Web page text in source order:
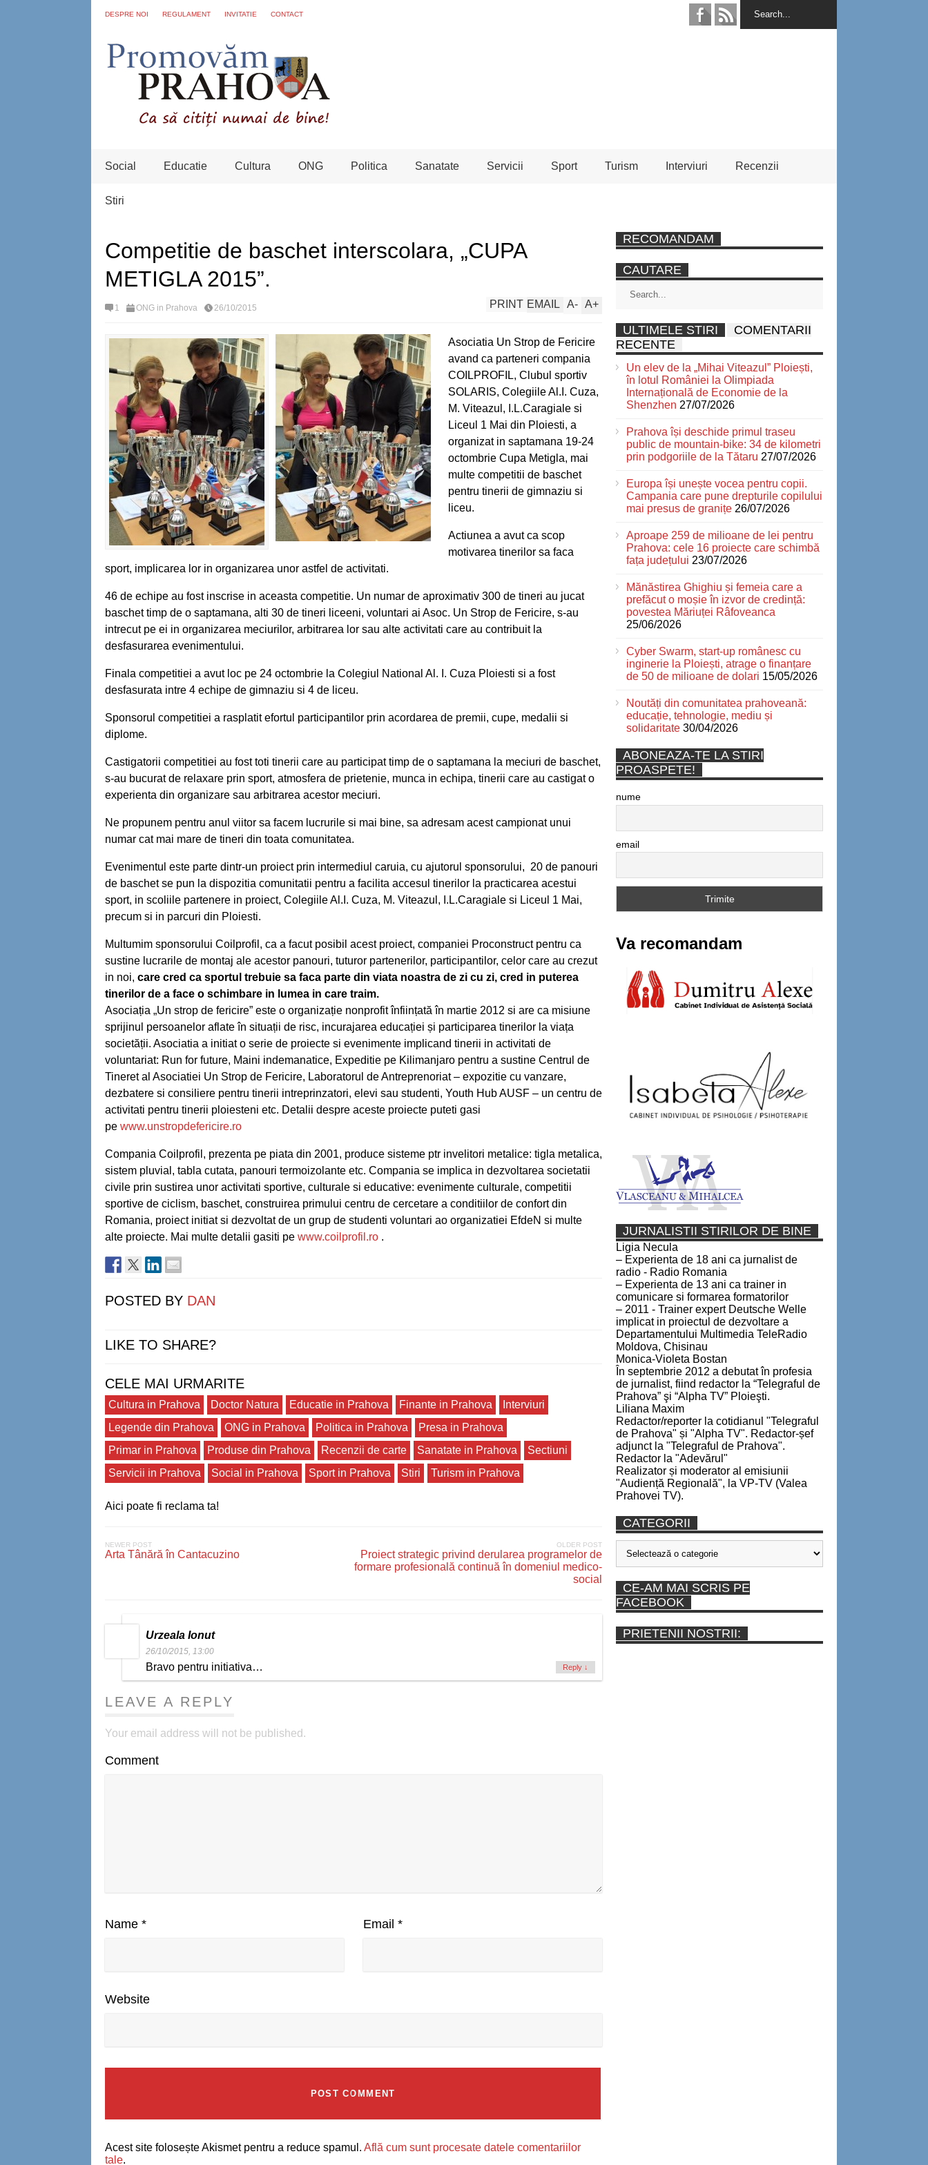
DESPRE NOI REGULAMENT INVITATIE CONTACT
Social Educatie Cultura ONG Politica Sanatate Servicii Sport Turism Interviuri Recenzii
Stiri
Competitie de baschet interscolara, „CUPA
METIGLA 2015”.
1 ONG in Prahova 26/10/2015 A+
A-
EMAIL
PRINT
Asociatia Un Strop de Fericire
avand ca parteneri compania
COILPROFIL, Clubul sportiv
SOLARIS, Colegiile Al.I. Cuza,
M. Viteazul, I.L.Caragiale si
Liceul 1 Mai din Ploiesti, a
organizat in saptamana 19-24
octombrie Cupa Metigla, mai
multe competitii de baschet
pentru tinerii de gimnaziu si
liceu.
Actiunea a avut ca scop
motivarea tinerilor sa faca
sport, implicarea lor in organizarea unor astfel de activitati.
46 de echipe au fost inscrise in aceasta competitie. Un numar de aproximativ 300 de tineri au jucat
baschet timp de o saptamana, alti 30 de tineri liceeni, voluntari ai Asoc. Un Strop de Fericire, s-au
intrecut pe ei in organizarea meciurilor, arbitrarea lor sau alte activitati care au contribuit la
desfasurarea evenimentului.
Finala competitiei a avut loc pe 24 octombrie la Colegiul National Al. I. Cuza Ploiesti si a fost
desfasurata intre 4 echipe de gimnaziu si 4 de liceu.
Sponsorul competitiei a rasplatit efortul participantilor prin acordarea de premii, cupe, medalii si
diplome.
Castigatorii competitiei au fost toti tinerii care au participat timp de o saptamana la meciuri de baschet,
s-au bucurat de relaxare prin sport, atmosfera de prietenie, munca in echipa, tinerii care au castigat o
experienta din organizare sau arbitrarea acestor meciuri.
Ne propunem pentru anul viitor sa facem lucrurile si mai bine, sa adresam acest campionat unui
numar cat mai mare de tineri din toata comunitatea.
Evenimentul este parte dintr-un proiect prin intermediul caruia, cu ajutorul sponsorului, 20 de panouri
de baschet se pun la dispozitia comunitatii pentru a facilita accesul tinerilor la practicarea acestui
sport, in scoliile partenere in proiect, Colegiile Al.I. Cuza, M. Viteazul, I.L.Caragiale si Liceul 1 Mai,
precum si in parcuri din Ploiesti.
Multumim sponsorului Coilprofil, ca a facut posibil acest proiect, companiei Proconstruct pentru ca
sustine lucrarile de montaj ale acestor panouri, tuturor partenerilor, participantilor, celor care au crezut
in noi, care cred ca sportul trebuie sa faca parte din viata noastra de zi cu zi, cred in puterea
tinerilor de a face o schimbare in lumea in care traim.
Asociația „Un strop de fericire” este o organizație nonprofit înființată în martie 2012 si are ca misiune
sprijinul persoanelor aflate în situații de risc, incurajarea educației și participarea tinerilor la viața
societății. Asociatia a initiat o serie de proiecte si evenimente implicand tinerii in activitati de
voluntariat: Run for future, Maini indemanatice, Expeditie pe Kilimanjaro pentru a sustine Centrul de
Tineret al Asociatiei Un Strop de Fericire, Laboratorul de Antreprenoriat – expozitie cu vanzare,
dezbatere si consiliere pentru tinerii intreprinzatori, elevi sau studenti, Youth Hub AUSF – un centru de
activitati pentru tinerii ploiesteni etc. Detalii despre aceste proiecte puteti gasi
pe www.unstropdefericire.ro
Compania Coilprofil, prezenta pe piata din 2001, produce sisteme ptr invelitori metalice: tigla metalica,
sistem pluvial, tabla cutata, panouri termoizolante etc. Compania se implica in dezvoltarea societatii
civile prin sustirea unor activitati sportive, culturale si educative: evenimente culturale, competitii
sportive de ciclism, baschet, construirea primului centru de cercetare a conditiilor de confort din
Romania, proiect initiat si dezvoltat de un grup de studenti voluntari ao organizatiei EfdeN si multe
alte proiecte. Mai multe detalii gasiti pe www.coilprofil.ro .
POSTED BY DAN
LIKE TO SHARE?
CELE MAI URMARITE
Cultura in Prahova Doctor Natura Educatie in Prahova Finante in Prahova
Interviuri
Legende din Prahova
ONG in Prahova Politica in Prahova
Presa in Prahova
Primar in Prahova
Produse din Prahova Recenzii de carte Sanatate in Prahova
Sectiuni
Servicii in Prahova
Social in Prahova Sport in Prahova Stiri Turism in Prahova
Aici poate fi reclama ta!
NEWER POST
Arta Tânără în Cantacuzino
OLDER POST
Proiect strategic privind derularea programelor de
formare profesională continuă în domeniul medico-
social
Urzeala Ionut
26/10/2015, 13:00
Bravo pentru initiativa… Reply ↓
LEAVE A REPLY
Your email address will not be published.
Comment
Name * Email*
Website
Acest site folosește Akismet pentru a reduce spamul. Află cum sunt procesate datele comentariilor
tale.
RECOMANDAM
CAUTARE
ULTIMELE STIRI
COMENTARII
RECENTE
Un elev de la „Mihai Viteazul” Ploiești,
în lotul României la Olimpiada
Internațională de Economie de la
Shenzhen 27/07/2026
Prahova își deschide primul traseu
public de mountain-bike: 34 de kilometri
prin podgoriile de la Tătaru 27/07/2026
Europa își unește vocea pentru copii.
Campania care pune drepturile copilului
mai presus de granițe 26/07/2026
Aproape 259 de milioane de lei pentru
Prahova: cele 16 proiecte care schimbă
fața județului 23/07/2026
Mănăstirea Ghighiu și femeia care a
prefăcut o moșie în izvor de credință:
povestea Măriuței Râfoveanca
25/06/2026
Cyber Swarm, start-up românesc cu
inginerie la Ploiești, atrage o finanțare
de 50 de milioane de dolari 15/05/2026
Noutăți din comunitatea prahoveană:
educație, tehnologie, mediu și
solidaritate 30/04/2026
ABONEAZA-TE LA STIRI
PROASPETE!
nume
email
Va recomandam
JURNALISTII STIRILOR DE BINE
Ligia Necula
– Experienta de 18 ani ca jurnalist de
radio - Radio Romania
– Experienta de 13 ani ca trainer in
comunicare si formarea formatorilor
– 2011 - Trainer expert Deutsche Welle
implicat in proiectul de dezvoltare a
Departamentului Multimedia TeleRadio
Moldova, Chisinau
Monica-Violeta Bostan
În septembrie 2012 a debutat în profesia
de jurnalist, fiind redactor la “Telegraful de
Prahova” şi “Alpha TV” Ploieşti.
Liliana Maxim
Redactor/reporter la cotidianul "Telegraful
de Prahova" și "Alpha TV". Redactor-șef
adjunct la "Telegraful de Prahova".
Redactor la "Adevărul"
Realizator și moderator al emisiunii
"Audiență Regională", la VP-TV (Valea
Prahovei TV).
CATEGORII
Categorii
CE-AM MAI SCRIS PE
FACEBOOK
PRIETENII NOSTRII: